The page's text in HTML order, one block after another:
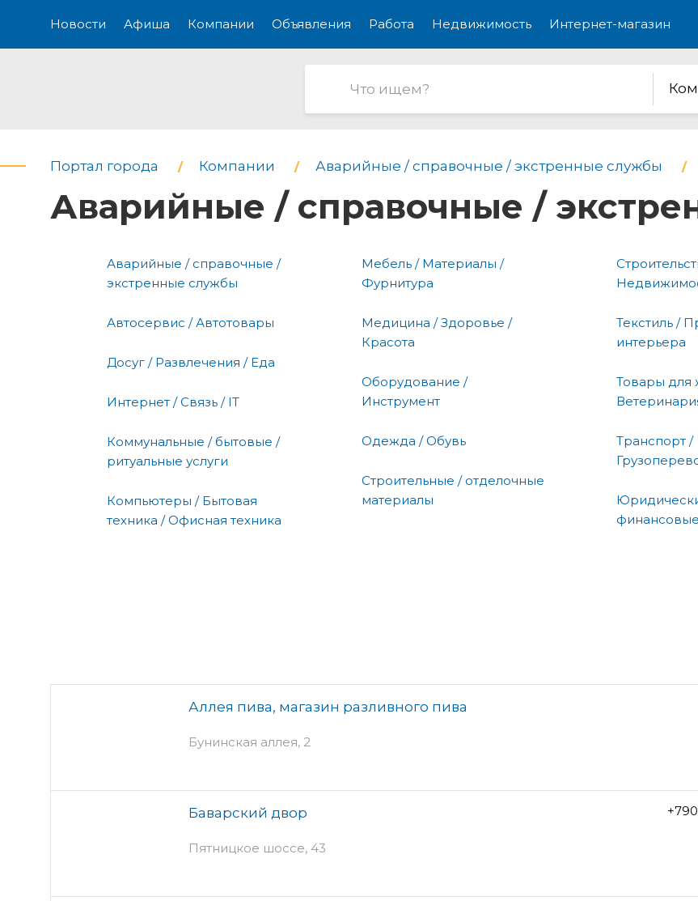
Новости Афиша Компании Объявления Работа Недвижимость Интернет-магазин
Портал города Компании Аварийные / справочные / экстренные службы
Аварийные / справочные /
Аварийные / справочные /
экстренные службы
Автосервис / Автотовары
Досуг / Развлечения / Еда
Интернет / Связь / IT
Коммунальные / бытовые /
ритуальные услуги
Компьютеры / Бытовая
техника / Офисная техника
Мебель / Материалы /
Фурнитура
Медицина / Здоровье /
Красота
Оборудование /
Инструмент
Одежда / Обувь
Строительные / отделочные
материалы
Текстиль /
интерьера
Товары для
Транспорт /
финансовые
Аллея пива, магазин разливного пива
Бунинская аллея, 2
Баварский двор
Пятницкое шоссе, 43